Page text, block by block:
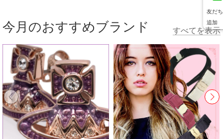
友だち
追加
今月のおすすめブランド すべてを表示